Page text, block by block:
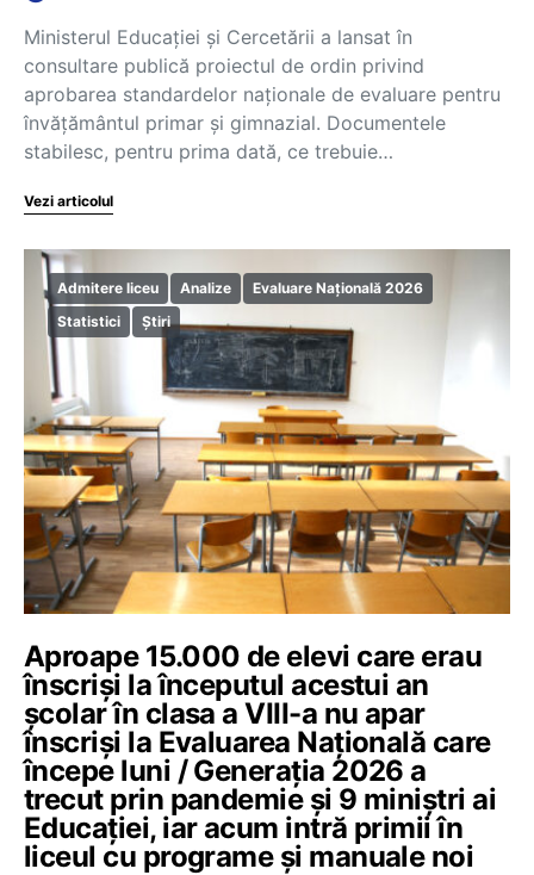
Ministerul Educației și Cercetării a lansat în
consultare publică proiectul de ordin privind
aprobarea standardelor naționale de evaluare pentru
învățământul primar și gimnazial. Documentele
stabilesc, pentru prima dată, ce trebuie…
Vezi articolul
Admitere liceu Analize
Evaluare Națională 2026
Statistici
Știri
Aproape 15.000 de elevi care erau
înscriși la începutul acestui an
școlar în clasa a VIII-a nu apar
înscriși la Evaluarea Națională care
începe luni / Generația 2026 a
trecut prin pandemie și 9 miniștri ai
Educației, iar acum intră primii în
liceul cu programe și manuale noi